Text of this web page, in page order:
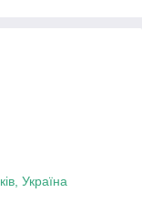
під час
а також
плівки ПВХ не
Україна